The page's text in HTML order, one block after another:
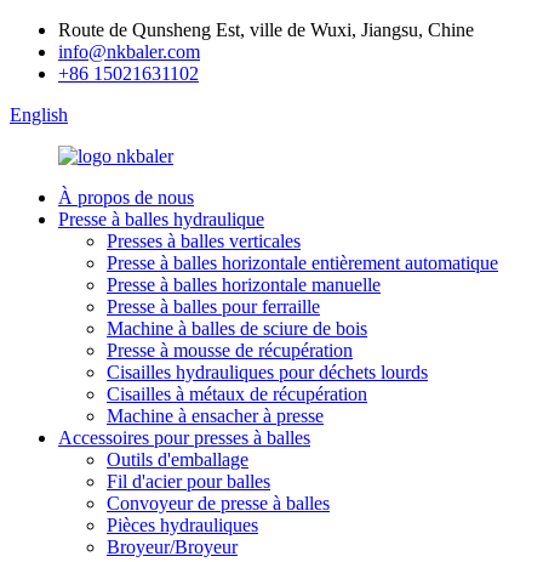
Route de Qunsheng Est, ville de Wuxi, Jiangsu, Chine
info@nkbaler.com
+86 15021631102
English
À propos de nous
Presse à balles hydraulique
Presses à balles verticales
Presse à balles horizontale entièrement automatique
Presse à balles horizontale manuelle
Presse à balles pour ferraille
Machine à balles de sciure de bois
Presse à mousse de récupération
Cisailles hydrauliques pour déchets lourds
Cisailles à métaux de récupération
Machine à ensacher à presse
Accessoires pour presses à balles
Outils d'emballage
Fil d'acier pour balles
Convoyeur de presse à balles
Pièces hydrauliques
Broyeur/Broyeur